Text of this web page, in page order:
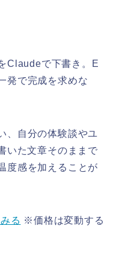
Claudeで下書き。E
発で完成を求めな
、自分の体験談やユ
いた文章そのままで
度感を加えることが
る ※価格は変動する